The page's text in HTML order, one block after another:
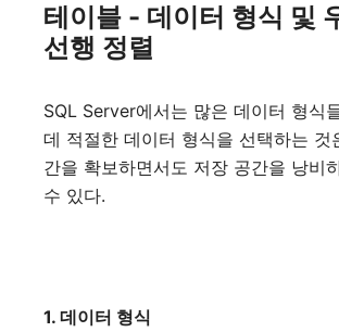
테이블 - 데이터 형식 및
선행 정렬
SQL Server에서는 많은 데이터 형식
데 적절한 데이터 형식을 선택하는 것
간을 확보하면서도 저장 공간을 낭비
수 있다.
1. 데이터 형식